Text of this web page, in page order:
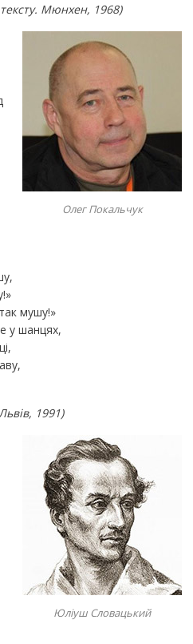
тексту. Мюнхен, 1968)
Олег Покальчук
мушу!»
у шанцях,
1991)
Юліуш Словацький